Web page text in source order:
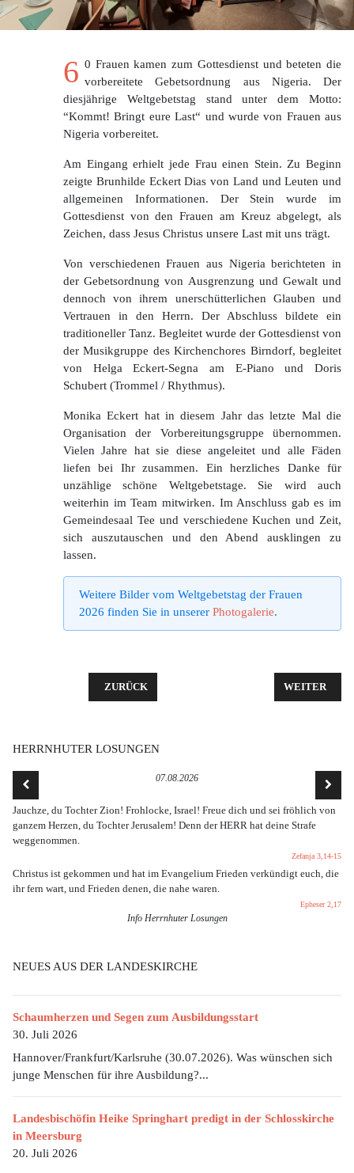
6 0 Frauen kamen zum Gottesdienst und beteten die
vorbereitete Gebetsordnung aus Nigeria. Der
diesjährige Weltgebetstag stand unter dem Motto:
“Kommt! Bringt eure Last“ und wurde von Frauen aus
Nigeria vorbereitet.
Am Eingang erhielt jede Frau einen Stein. Zu Beginn
zeigte Brunhilde Eckert Dias von Land und Leuten und
allgemeinen Informationen. Der Stein wurde im
Gottesdienst von den Frauen am Kreuz abgelegt, als
Zeichen, dass Jesus Christus unsere Last mit uns trägt.
Von verschiedenen Frauen aus Nigeria berichteten in
der Gebetsordnung von Ausgrenzung und Gewalt und
dennoch von ihrem unerschütterlichen Glauben und
Vertrauen in den Herrn. Der Abschluss bildete ein
traditioneller Tanz. Begleitet wurde der Gottesdienst von
der Musikgruppe des Kirchenchores Birndorf, begleitet
von Helga Eckert-Segna am E-Piano und Doris
Schubert (Trommel / Rhythmus).
Monika Eckert hat in diesem Jahr das letzte Mal die
Organisation der Vorbereitungsgruppe übernommen.
Vielen Jahre hat sie diese angeleitet und alle Fäden
liefen bei Ihr zusammen. Ein herzliches Danke für
unzählige schöne Weltgebetstage. Sie wird auch
weiterhin im Team mitwirken. Im Anschluss gab es im
Gemeindesaal Tee und verschiedene Kuchen und Zeit,
sich auszutauschen und den Abend ausklingen zu
lassen.
Weitere Bilder vom Weltgebetstag der Frauen
2026 finden Sie in unserer Photogalerie.
VORHERIGER BEITRAG: POP-UP OSTERAKTION
ZURÜCK NÄCHSTER
WEITER
HERRNHUTER LOSUNGEN
07.08.2026
Jauchze, du Tochter Zion! Frohlocke, Israel! Freue dich und sei fröhlich von
ganzem Herzen, du Tochter Jerusalem! Denn der HERR hat deine Strafe
weggenommen.
Zefanja 3,14-15
Christus ist gekommen und hat im Evangelium Frieden verkündigt euch, die
ihr fern wart, und Frieden denen, die nahe waren.
Epheser 2,17
Info Herrnhuter Losungen
NEUES AUS DER LANDESKIRCHE
Schaumherzen und Segen zum Ausbildungsstart
30. Juli 2026
Hannover/Frankfurt/Karlsruhe (30.07.2026). Was wünschen sich
junge Menschen für ihre Ausbildung?...
Landesbischöfin Heike Springhart predigt in der Schlosskirche
in Meersburg
20. Juli 2026